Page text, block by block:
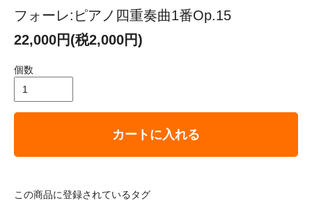
フォーレ:ピアノ四重奏曲1番Op.15
22,000円(税2,000円)
個数
カートに入れる
この商品に登録されているタグ